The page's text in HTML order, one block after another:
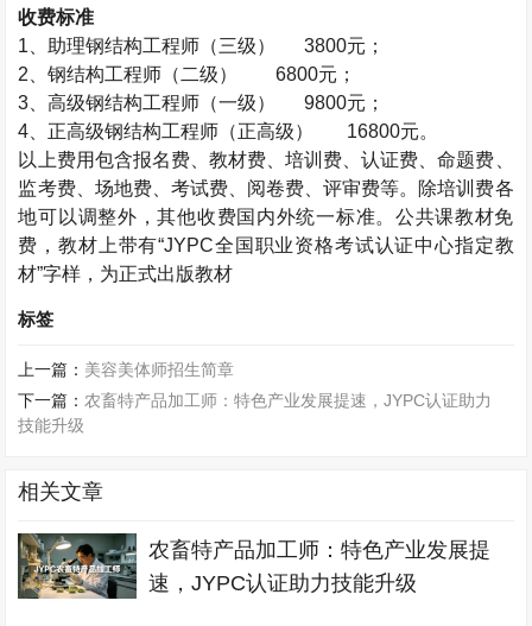
收费标准
1 、助理钢结构工程师（三级） 3800元；
2 、钢结构工程师（二级） 6800元；
3 、高级钢结构工程师（一级） 9800元；
4 、正高级钢结构工程师（正高级） 16800元。
以上费用包含报名费、教材费、培训费、认证费、命题费、
监考费、场地费、考试费、阅卷费、评审费等。除培训费各
地可以调整外，其他收费国内外统一标准。公共课教材免
费，教材上带有“JYPC全国职业资格考试认证中心指定教
材”字样，为正式出版教材
标签
上一篇： 美容美体师招生简章
下一篇： 农畜特产品加工师：特色产业发展提速，JYPC认证助力
技能升级
相关文章
农畜特产品加工师：特色产业发展提
速，JYPC认证助力技能升级